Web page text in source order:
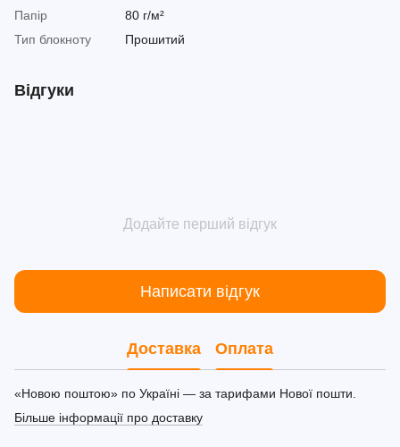
Папір
80 г/м²
Тип блокноту
Прошитий
Відгуки
Додайте перший відгук
Написати відгук
Доставка Оплата
«Новою поштою» по Україні — за тарифами Нової пошти.
Більше інформації про доставку